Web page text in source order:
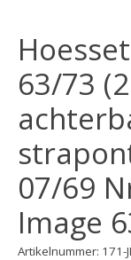
63/73
07/69
Image
Artikelnummer: 171-